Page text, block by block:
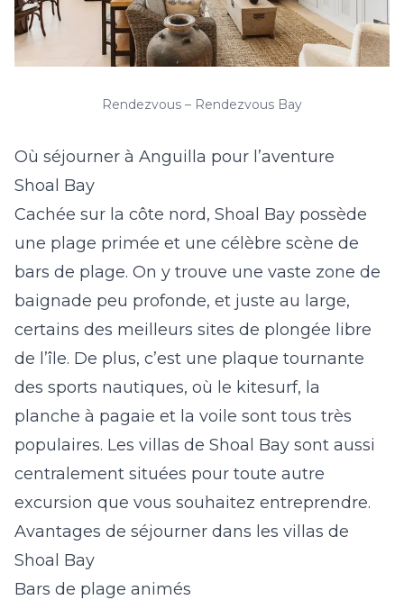
Rendezvous – Rendezvous Bay
Où séjourner à Anguilla pour l’aventure
Shoal Bay
Cachée sur la côte nord, Shoal Bay possède
une plage primée et une célèbre scène de
bars de plage. On y trouve une vaste zone de
baignade peu profonde, et juste au large,
certains des meilleurs sites de plongée libre
de l’île. De plus, c’est une plaque tournante
des sports nautiques, où le kitesurf, la
planche à pagaie et la voile sont tous très
populaires. Les villas de Shoal Bay sont aussi
centralement situées pour toute autre
excursion que vous souhaitez entreprendre.
Avantages de séjourner dans les villas de
Shoal Bay
Bars de plage animés